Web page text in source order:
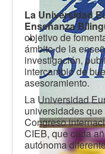
La Universidad
Enseñanza
objetivo de
ámbito de la
investigación,
intercambio de
asesoramiento.
La Universidad
universidades
Congreso
CIEB, que cada
autónoma